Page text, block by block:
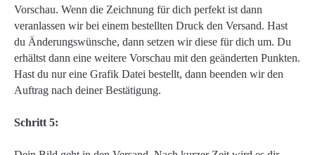
Vorschau. Wenn die Zeichnung für dich perfekt ist dann
veranlassen wir bei einem bestellten Druck den Versand. Hast
du Änderungswünsche, dann setzen wir diese für dich um. Du
erhältst dann eine weitere Vorschau mit den geänderten Punkten.
Hast du nur eine Grafik Datei bestellt, dann beenden wir den
Auftrag nach deiner Bestätigung.
Schritt 5: